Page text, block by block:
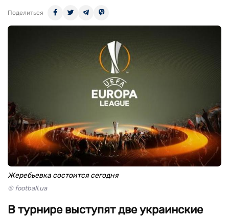
Поделиться
Жеребьевка состоится сегодня
© football.ua
В турнире выступят две украинские